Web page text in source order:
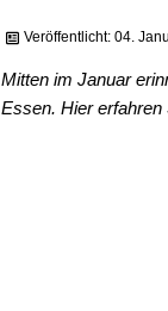
Veröffentlicht: 04.
Mitten im Januar
Essen. Hier erfahren